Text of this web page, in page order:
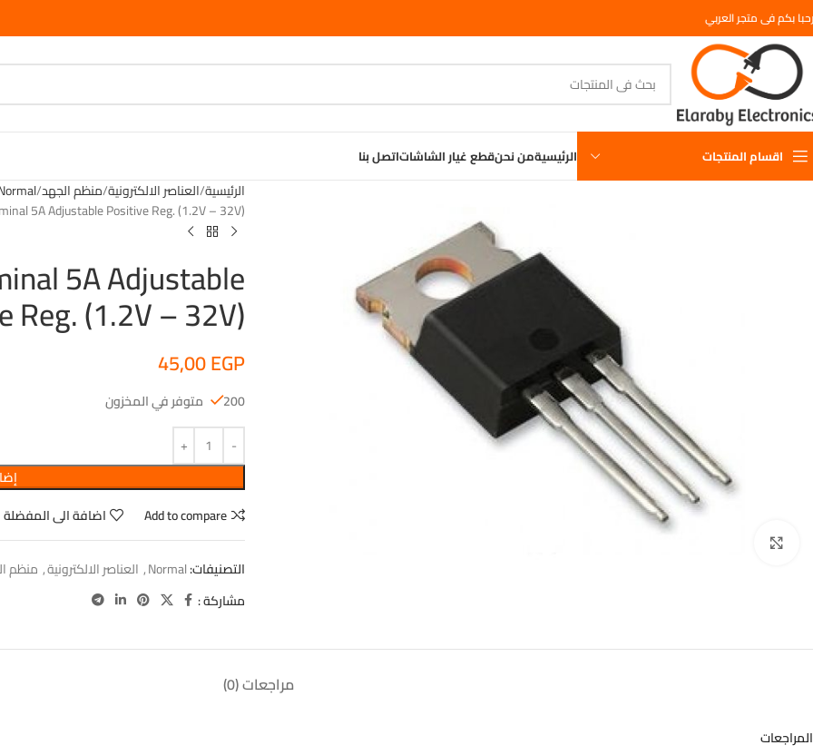
بكم فى متجر العربي
اقسام المنتجات الرئيسيةمن نحنقطع غيار الشاشاتاتصل بنا
الرئيسية العناصر الالكترونية منظم الجهد
5A Adjustable Positive Reg. (1.2V – 32V)”
5A Adjustable
(1.2V – 32V)”
45,00EGP
200 متوفر في المخزون
Add to compare
اضافة الى المفضلة
التصنيفات:Normal
, العناصر الالكترونية, منظم
مشاركة :
مراجعات (0)
المراجعات